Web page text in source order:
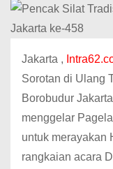
Jakarta ,
Sorotan di Ulang
Borobudur
menggelar
untuk merayakan
rangkaian acara